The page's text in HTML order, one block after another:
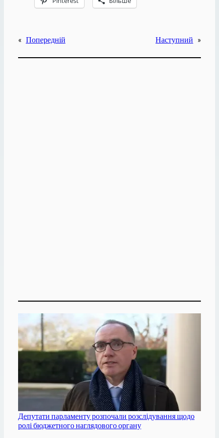
« Попередній Наступний »
Депутати парламенту розпочали розслідування щодо
ролі бюджетного наглядового органу